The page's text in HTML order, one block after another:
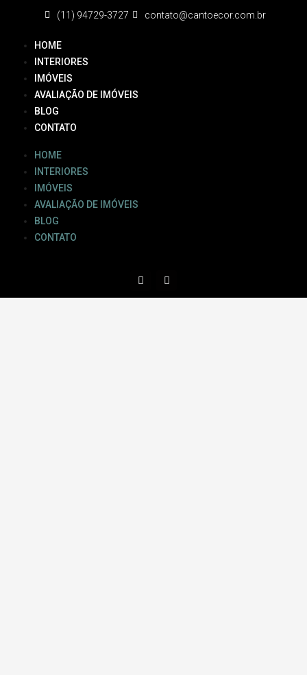
(11) 94729-3727 contato@cantoecor.com.br
HOME
INTERIORES
IMÓVEIS
AVALIAÇÃO DE IMÓVEIS
BLOG
CONTATO
HOME
INTERIORES
IMÓVEIS
AVALIAÇÃO DE IMÓVEIS
BLOG
CONTATO